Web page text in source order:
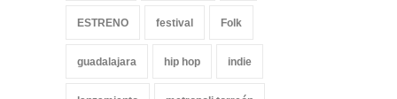
ESTRENO festival Folk
guadalajara hip hop indie